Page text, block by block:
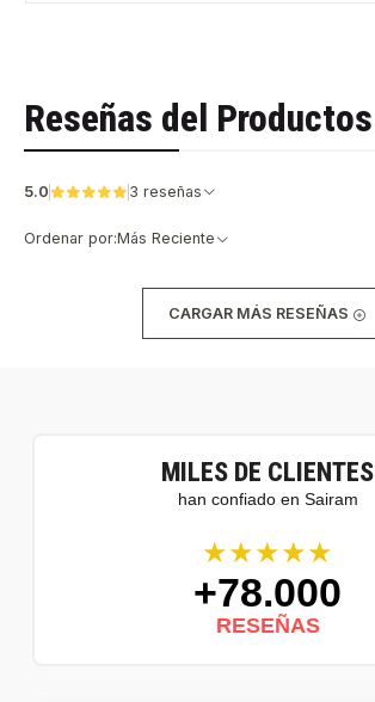
Reseñas del Productos
5.0 3 reseñas
Ordenar por:Más Reciente
CARGAR MÁS RESEÑAS
MILES DE CLIENTES
han confiado en Sairam
★★★★★
+78.000
RESEÑAS